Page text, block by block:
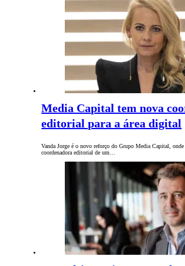
Media Capital tem nova
editorial para a área digital
Vanda Jorge é o novo reforço do Grupo Media Capital,
coordenadora editorial de um…